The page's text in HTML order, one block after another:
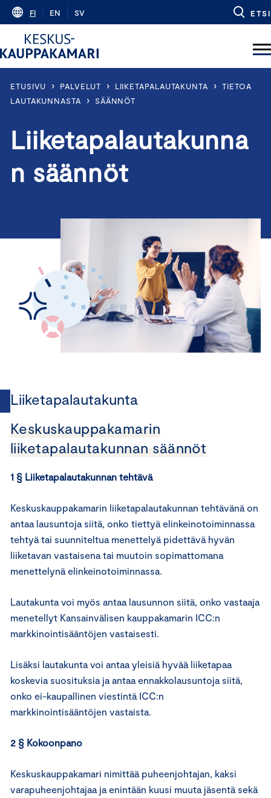
Skip
content
FI EN SV ETSI
ETUSIVU › PALVELUT › LIIKETAPALAUTAKUNTA › TIETOA
LAUTAKUNNASTA
› SÄÄNNÖT
Liiketapalautakunna
n säännöt
Liiketapalautakunta
Keskuskauppakamarin
liiketapalautakunnan säännöt
1 § Liiketapalautakunnan tehtävä
Keskuskauppakamarin liiketapalautakunnan tehtävänä on
antaa lausuntoja siitä, onko tiettyä elinkeinotoiminnassa
tehtyä tai suunniteltua menettelyä pidettävä hyvän
liiketavan vastaisena tai muutoin sopimattomana
menettelynä elinkeinotoiminnassa.
Lautakunta voi myös antaa lausunnon siitä, onko vastaaja
menetellyt Kansainvälisen kauppakamarin ICC:n
markkinointisääntöjen vastaisesti.
Lisäksi lautakunta voi antaa yleisiä hyvää liiketapaa
koskevia suosituksia ja antaa ennakkolausuntoja siitä,
onko ei-kaupallinen viestintä ICC:n
markkinointisääntöjen vastaista.
2 § Kokoonpano
Keskuskauppakamari nimittää puheenjohtajan, kaksi
varapuheenjohtajaa ja enintään kuusi muuta jäsentä sekä